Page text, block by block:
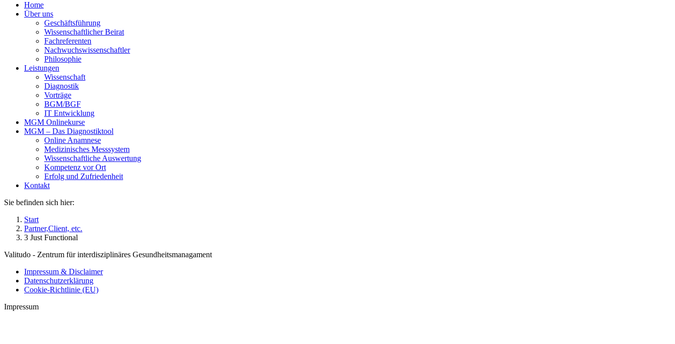
Home
Über uns
Geschäftsführung
Wissenschaftlicher Beirat
Fachreferenten
Nachwuchswissenschaftler
Philosophie
Leistungen
Wissenschaft
Diagnostik
Vorträge
BGM/BGF
IT Entwicklung
MGM Onlinekurse
MGM – Das Diagnostiktool
Online Anamnese
Medizinisches Messsystem
Wissenschaftliche Auswertung
Kompetenz vor Ort
Erfolg und Zufriedenheit
Kontakt
Sie befinden sich hier:
Start
Partner,Client, etc.
3 Just Functional
Valitudo - Zentrum für interdisziplinäres Gesundheitsmanagament
Impressum & Disclaimer
Datenschutzerklärung
Cookie-Richtlinie (EU)
Impressum